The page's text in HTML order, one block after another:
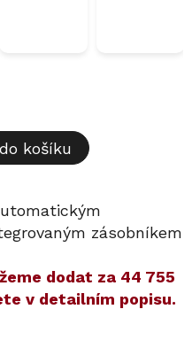
košíku
zásobníkem
dodat za 44 755
v detailním popisu.